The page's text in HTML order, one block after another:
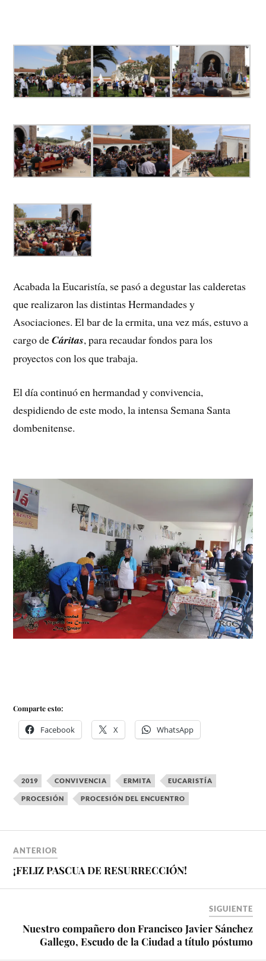
Acabada la Eucaristía, se pasó a degustar las calderetas
que realizaron las distintas Hermandades y
Asociaciones. El bar de la ermita, una vez más, estuvo a
cargo deCáritas, para recaudar fondos para los
proyectos con los que trabaja.
El día continuó en hermandad y convivencia,
despidiendo de este modo, la intensa Semana Santa
dombenitense.
Comparte esto:
Facebook X WhatsApp
2019 CONVIVENCIA ERMITA EUCARISTÍA
PROCESIÓN PROCESIÓN DEL ENCUENTRO
ANTERIOR
¡FELIZ PASCUA DE RESURRECCIÓN!
SIGUIENTE
Nuestro compañero don Francisco Javier Sánchez
Gallego, Escudo de la Ciudad a título póstumo